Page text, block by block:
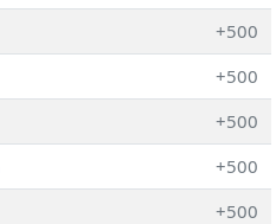
+500
+500
+500
+500
+500